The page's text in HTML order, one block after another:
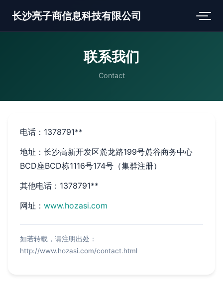
长沙亮子商信息科技有限公司
联系我们
Contact
电话：1378791**
地址：长沙高新开发区麓龙路199号麓谷商务中心
BCD座BCD栋1116号174号（集群注册）
其他电话：1378791**
网址： www.hozasi.com
如若转载，请注明出处：
http://www.hozasi.com/contact.html